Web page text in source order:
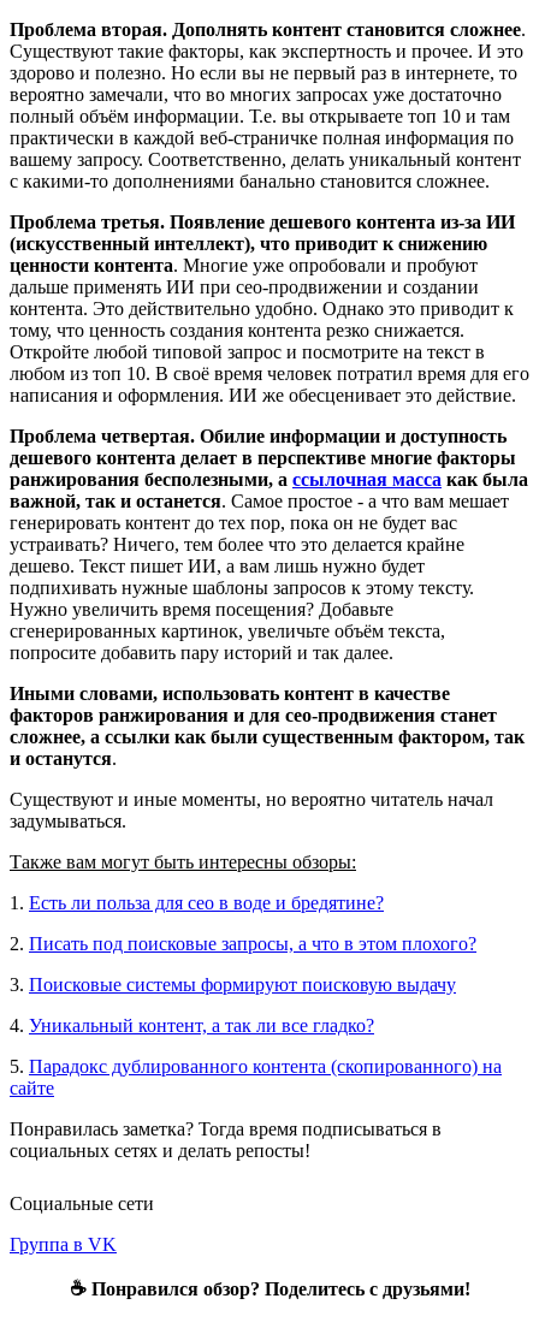
Проблема вторая. Дополнять контент становится сложнее.
Существуют такие факторы, как экспертность и прочее. И это
здорово и полезно. Но если вы не первый раз в интернете, то
вероятно замечали, что во многих запросах уже достаточно
полный объём информации. Т.е. вы открываете топ 10 и там
практически в каждой веб-страничке полная информация по
вашему запросу. Соответственно, делать уникальный контент
с какими-то дополнениями банально становится сложнее.
Проблема третья. Появление дешевого контента из-за ИИ
(искусственный интеллект), что приводит к снижению
ценности контента. Многие уже опробовали и пробуют
дальше применять ИИ при сео-продвижении и создании
контента. Это действительно удобно. Однако это приводит к
тому, что ценность создания контента резко снижается.
Откройте любой типовой запрос и посмотрите на текст в
любом из топ 10. В своё время человек потратил время для его
написания и оформления. ИИ же обесценивает это действие.
Проблема четвертая. Обилие информации и доступность
дешевого контента делает в перспективе многие факторы
ранжирования бесполезными, а ссылочная масса как была
важной, так и останется. Самое простое - а что вам мешает
генерировать контент до тех пор, пока он не будет вас
устраивать? Ничего, тем более что это делается крайне
дешево. Текст пишет ИИ, а вам лишь нужно будет
подпихивать нужные шаблоны запросов к этому тексту.
Нужно увеличить время посещения? Добавьте
сгенерированных картинок, увеличьте объём текста,
попросите добавить пару историй и так далее.
Иными словами, использовать контент в качестве
факторов ранжирования и для сео-продвижения станет
сложнее, а ссылки как были существенным фактором, так
и останутся.
Существуют и иные моменты, но вероятно читатель начал
задумываться.
Также вам могут быть интересны обзоры:
1. Есть ли польза для сео в воде и бредятине?
2. Писать под поисковые запросы, а что в этом плохого?
3. Поисковые системы формируют поисковую выдачу
4. Уникальный контент, а так ли все гладко?
5. Парадокс дублированного контента (скопированного) на
сайте
Понравилась заметка? Тогда время подписываться в
социальных сетях и делать репосты!
Социальные сети
Группа в VK
☕ Понравился обзор? Поделитесь с друзьями!